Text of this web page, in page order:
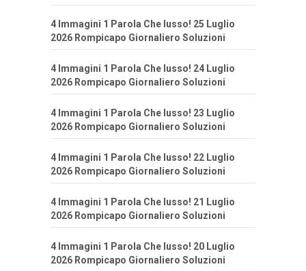
4 Immagini 1 Parola Che lusso! 25 Luglio
2026 Rompicapo Giornaliero Soluzioni
4 Immagini 1 Parola Che lusso! 24 Luglio
2026 Rompicapo Giornaliero Soluzioni
4 Immagini 1 Parola Che lusso! 23 Luglio
2026 Rompicapo Giornaliero Soluzioni
4 Immagini 1 Parola Che lusso! 22 Luglio
2026 Rompicapo Giornaliero Soluzioni
4 Immagini 1 Parola Che lusso! 21 Luglio
2026 Rompicapo Giornaliero Soluzioni
4 Immagini 1 Parola Che lusso! 20 Luglio
2026 Rompicapo Giornaliero Soluzioni